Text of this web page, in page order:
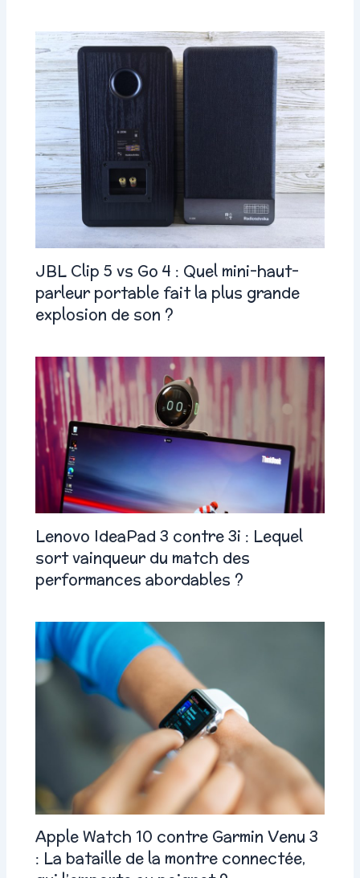
JBL Clip 5 vs Go 4 : Quel mini-haut-
parleur portable fait la plus grande
explosion de son ?
Lenovo IdeaPad 3 contre 3i : Lequel
sort vainqueur du match des
performances abordables ?
Apple Watch 10 contre Garmin Venu 3
: La bataille de la montre connectée,